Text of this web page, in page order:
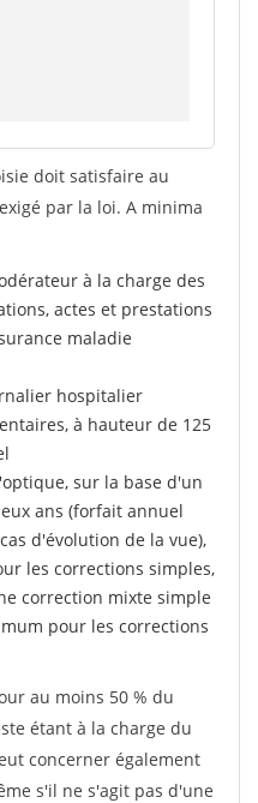
doit satisfaire au
par la loi. A minima
à la charge des
actes et prestations
maladie
hospitalier
à hauteur de 125
sur la base d'un
ans (forfait annuel
d'évolution de la vue),
les corrections simples,
correction mixte simple
pour les corrections
au moins 50 % du
étant à la charge du
concerner également
s'il ne s'agit pas d'une